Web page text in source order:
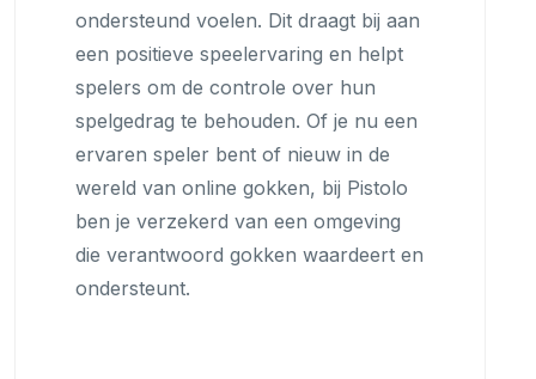
ondersteund voelen. Dit draagt bij aan
een positieve speelervaring en helpt
spelers om de controle over hun
spelgedrag te behouden. Of je nu een
ervaren speler bent of nieuw in de
wereld van online gokken, bij Pistolo
ben je verzekerd van een omgeving
die verantwoord gokken waardeert en
ondersteunt.